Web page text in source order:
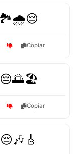
🏞️🌧️😔
Copiar
😔🌅🏖️
Copiar
😔🎶🎸